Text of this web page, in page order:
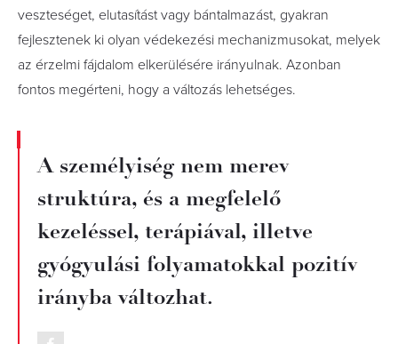
veszteséget, elutasítást vagy bántalmazást, gyakran
fejlesztenek ki olyan védekezési mechanizmusokat, melyek
az érzelmi fájdalom elkerülésére irányulnak. Azonban
fontos megérteni, hogy a változás lehetséges.
A személyiség nem merev
struktúra, és a megfelelő
kezeléssel, terápiával, illetve
gyógyulási folyamatokkal pozitív
irányba változhat.